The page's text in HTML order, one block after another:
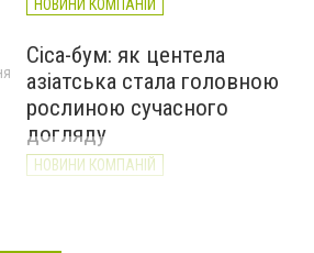
НОВИНИ КОМПАНІЙ
Cica-бум: як центела
азіатська стала головною
рослиною сучасного
догляду
НОВИНИ КОМПАНІЙ